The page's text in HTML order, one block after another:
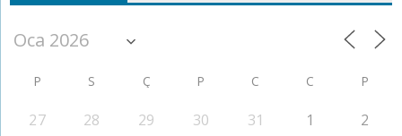
P S Ç P C C P
27 28 29 30 31 1 2